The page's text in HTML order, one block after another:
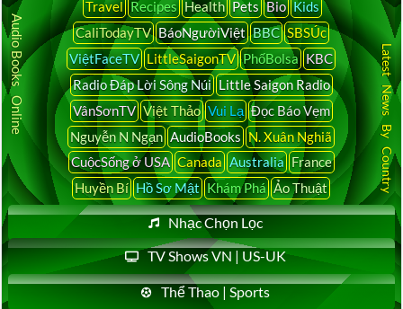
Travel Recipes Health Pets Bio Kids
CaliTodayTV BáoNgườiViệt BBC SBSÚc
ViệtFaceTV LittleSaigonTV PhốBolsa KBC
Radio Đáp Lời Sông Núi Little Saigon Radio
VânSơnTV Việt Thảo Vui Lạ Đọc Báo Vẹm
Nguyễn N Ngạn AudioBooks N. Xuân Nghiã
CuộcSống ở USA Canada Australia France
Huyền Bí Hồ Sơ Mật Khám Phá Ảo Thuật
Nhạc Chọn Lọc
TV Shows VN | US-UK
Thể Thao | Sports
Audio Books Online Latest News By Country